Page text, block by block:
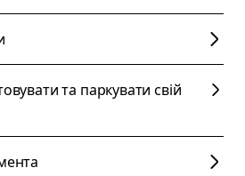
та паркувати свій